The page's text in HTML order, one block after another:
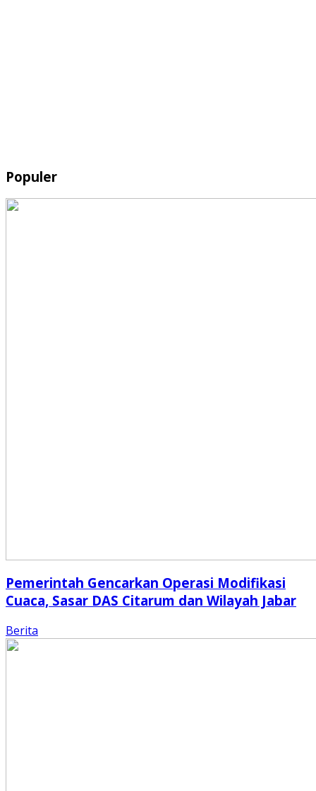
Populer
Pemerintah Gencarkan Operasi Modifikasi
Cuaca, Sasar DAS Citarum dan Wilayah Jabar
Berita